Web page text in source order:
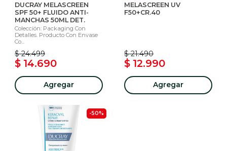
DUCRAY MELASCREEN
SPF 50+ FLUIDO ANTI-
MANCHAS 50ML DET.
Colección: Packaging Con
Detalles. Producto Con Envase
Co...
$ 24.499
$ 14.690
Agregar
MELASCREEN UV
F50+CR.40
$ 21.490
$ 12.990
Agregar
-50%